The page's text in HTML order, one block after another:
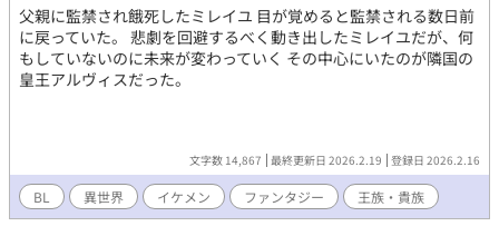
父親に監禁され餓死したミレイユ 目が覚めると監禁される数日前
に戻っていた。 悲劇を回避するべく動き出したミレイユだが、何
もしていないのに未来が変わっていく その中心にいたのが隣国の
皇王アルヴィスだった。
文字数 14,867 最終更新日 2026.2.19 登録日 2026.2.16
BL 異世界 イケメン ファンタジー 王族・貴族